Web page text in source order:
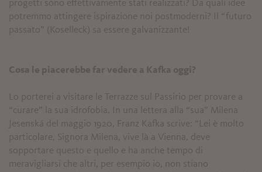
progetti sono effettivamente stati realizzati? Da quali idee
potremmo attingere ispirazione noi postmoderni? Il “futuro
passato” (Koselleck) sa essere galvanizzante!
Cosa le piacerebbe far vedere a Kafka oggi?
Lo porterei a visitare le Terrazze sul Passirio per provare a
“curare” la sua idrofobia. In una lettera alla “sua” Milena
Jesenská del maggio 1920, Franz Kafka scrive: “Lei è molto
particolare, Signora Milena, vive là a Vienna, deve
sopportare questo e quello e ha anche tempo di
meravigliarsi che altri, per esempio io, non stiano